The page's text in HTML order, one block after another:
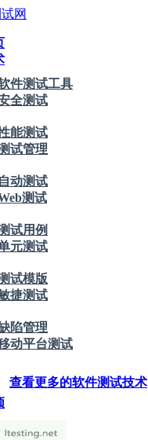
网
件测试工具
全测试
能测试
试管理
自动测试
测试
试用例
元测试
试模版
捷测试
陷管理
动平台测试
查看更多的软件测试技术